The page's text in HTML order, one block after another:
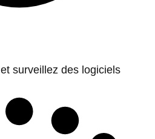
surveillez des logiciels